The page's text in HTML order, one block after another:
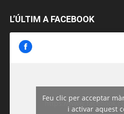
L’ÚLTIM A FACEBOOK
https://
Feu clic per acceptar
i activar aquest